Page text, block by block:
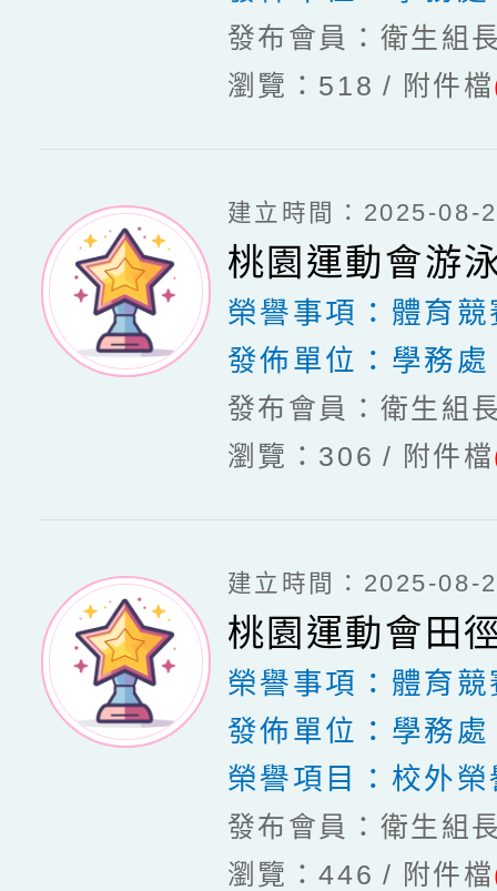
發布會員：衛生組
瀏覽：518
附件檔
建立時間：2025-08-
桃園運動會游
榮譽事項： 體育競
發佈單位： 學務處
發布會員：衛生組
瀏覽：306
附件檔
建立時間：2025-08-
桃園運動會田
榮譽事項： 體育競
發佈單位： 學務處
榮譽項目： 校外榮
發布會員：衛生組
瀏覽：446
附件檔